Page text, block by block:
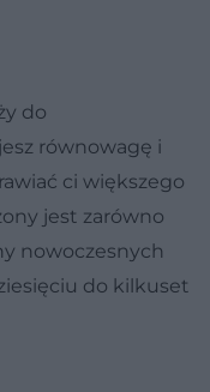
do
równowagę i
ci większego
jest zarówno
nowoczesnych
do kilkuset